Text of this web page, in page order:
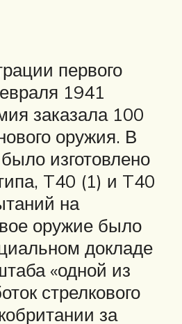
первого
1941
заказала 100
оружия. В
изготовлено
T40 (1) и T40
на
оружие было
докладе
«одной из
стрелкового
за